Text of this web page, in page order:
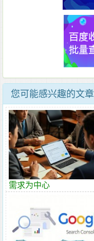
您可能感兴趣的文章
需求为中心